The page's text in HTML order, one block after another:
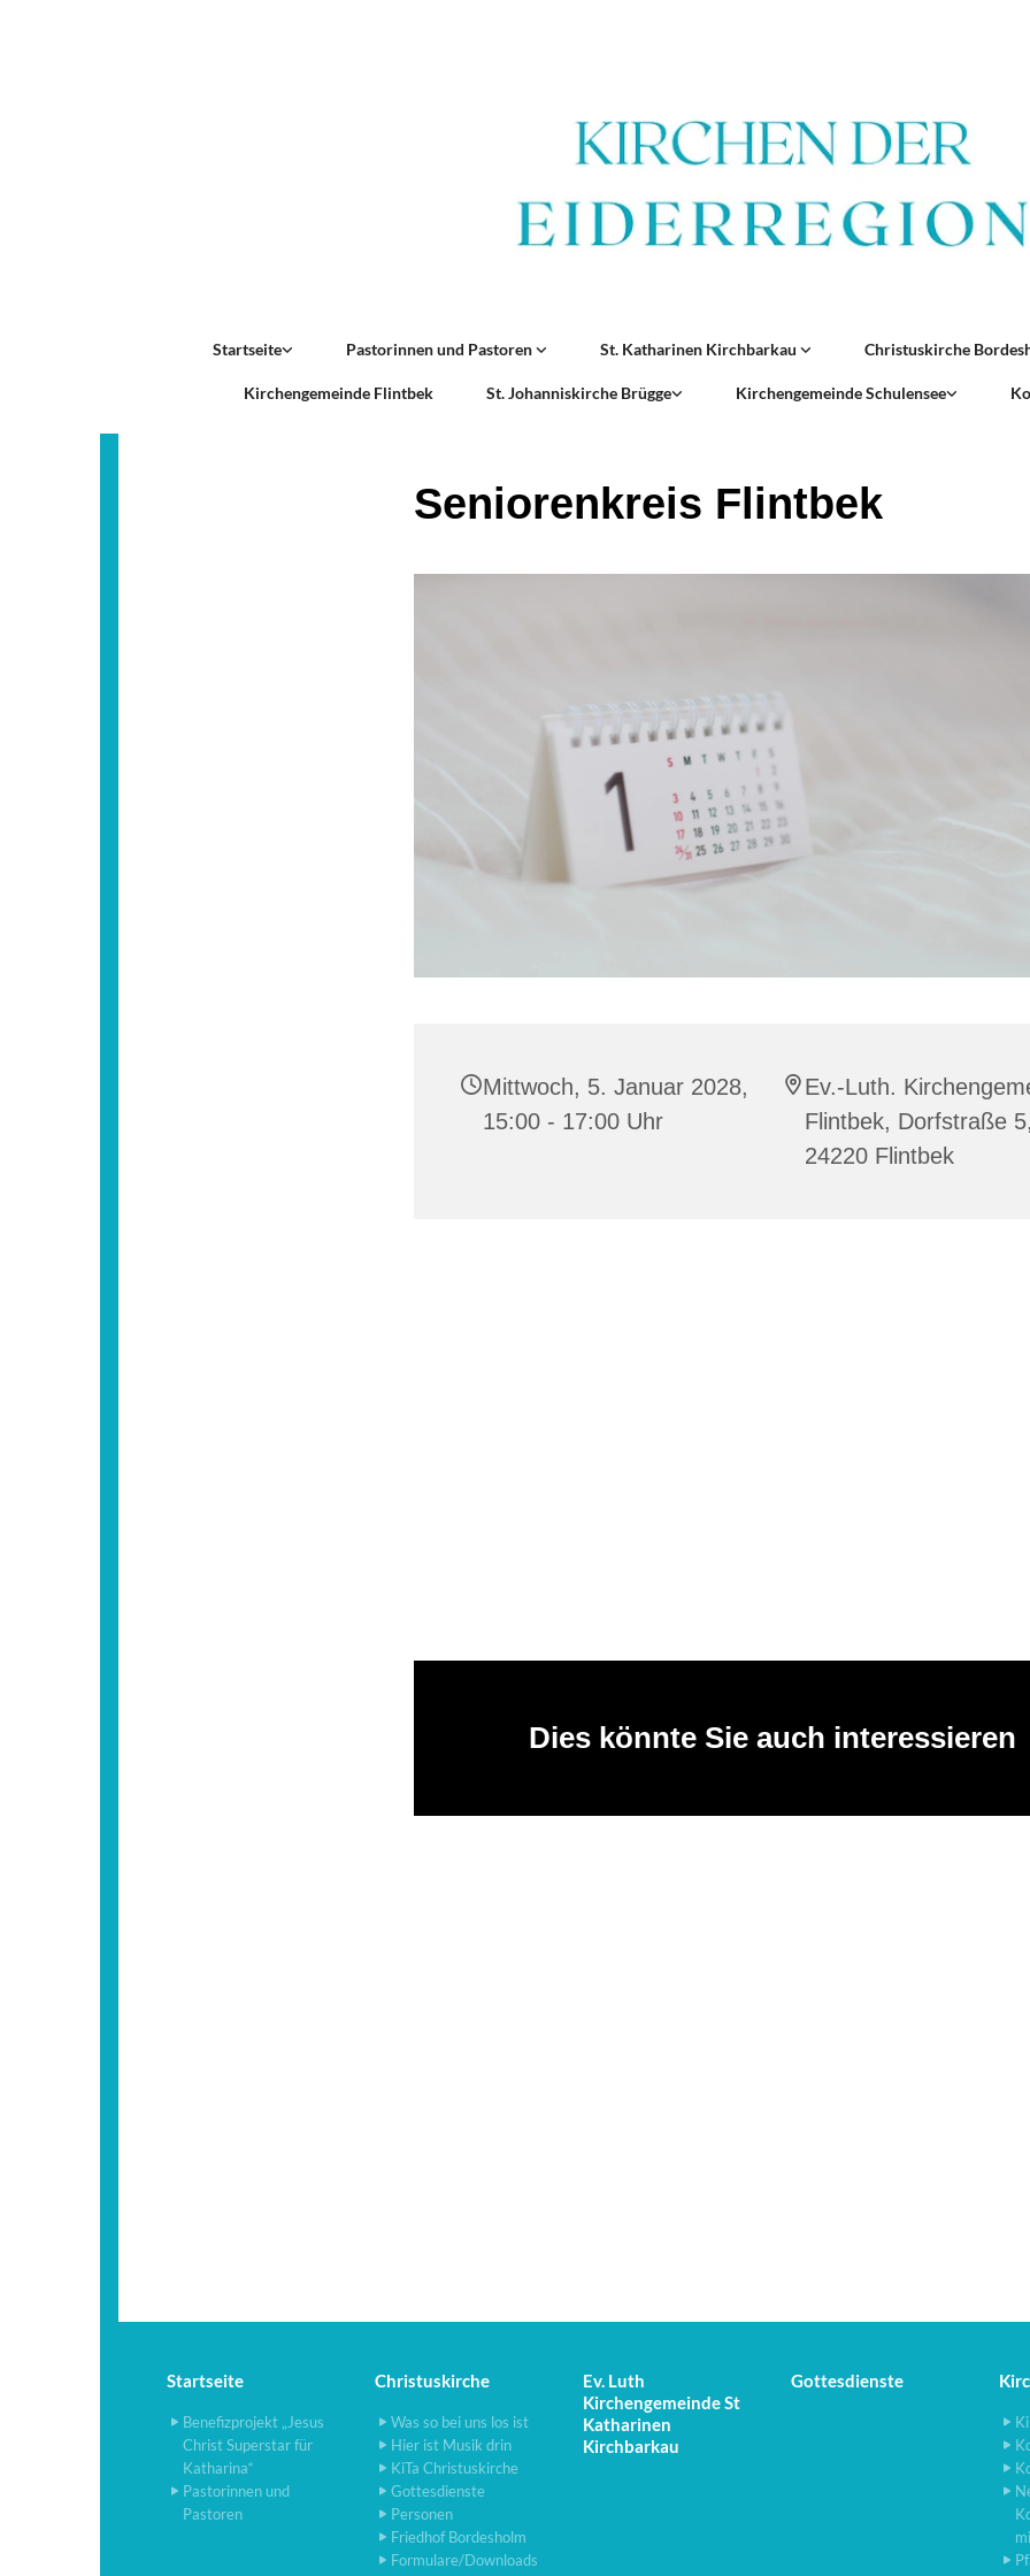
Startseite Pastorinnen und Pastoren St. Katharinen Kirchbarkau Christuskirche
Kirchengemeinde Flintbek St. Johanniskirche Brügge Kirchengemeinde Schulensee
Seniorenkreis Flintbek
Mittwoch, 5. Januar 2028,
15:00 - 17:00 Uhr
Ev.-Luth.
Flintbek, Dorfstraße 5,
24220 Flintbek
Dies könnte Sie auch interessieren
Startseite
Benefizprojekt „Jesus
Christ Superstar für
Katharina“
Pastorinnen und
Pastoren
Christuskirche
Was so bei uns los ist
Hier ist Musik drin
KiTa Christuskirche
Gottesdienste
Personen
Friedhof Bordesholm
Formulare/Downloads
Ev. Luth
Kirchengemeinde St
Katharinen
Kirchbarkau
Gottesdienste